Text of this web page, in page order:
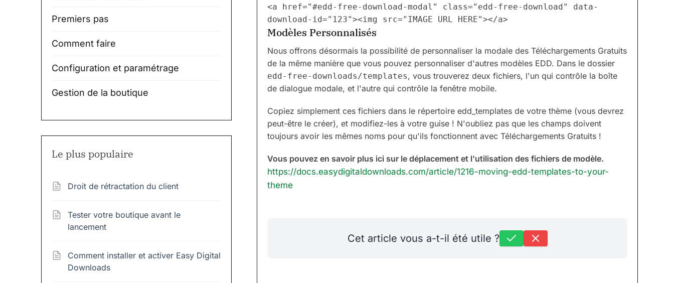
Premiers pas
Comment faire
Configuration et paramétrage
Gestion de la boutique
Le plus populaire
Droit de rétractation du client
Tester votre boutique avant le
lancement
Comment installer et activer Easy Digital
Downloads
<a href="#edd-free-download-modal" class="edd-free-download" data-
Modèles Personnalisés
Nous offrons désormais la possibilité de personnaliser la modale des Téléchargements Gratuits
de la même manière que vous pouvez personnaliser d'autres modèles EDD. Dans le dossier
edd-free-downloads/templates, vous trouverez deux fichiers, l'un qui contrôle la boîte
de dialogue modale, et l'autre qui contrôle la fenêtre mobile.
Copiez simplement ces fichiers dans le répertoire edd_templates de votre thème (vous devrez
peut-être le créer), et modifiez-les à votre guise ! N'oubliez pas que les champs doivent
toujours avoir les mêmes noms pour qu'ils fonctionnent avec Téléchargements Gratuits !
Vous pouvez en savoir plus ici sur le déplacement et l'utilisation des fichiers de modèle.
https://docs.easydigitaldownloads.com/article/1216-moving-edd-templates-to-your-
theme
Cet article vous a-t-il été utile ?